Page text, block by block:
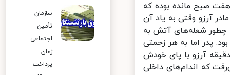
صبح مانده بوده که
آرزو وقتی به یاد آن
شعله‌های آتش به
پدر اما به هر زحمتی
آرزو با پای خودش
که اندام‌های داخلی
سازمان
تأمین
اجتماعی
زمان
پرداخت